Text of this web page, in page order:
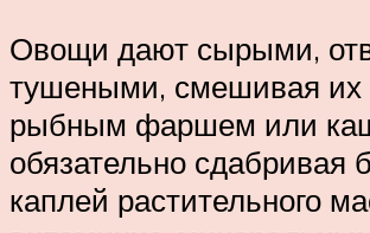
Овощи дают сырыми,
тушеными, смешивая
рыбным фаршем или
обязательно сдабривая
каплей растительного